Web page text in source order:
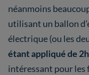
néanmoins
utilisant un ballon
électrique (ou les
étant appliqué de
intéressant pour les